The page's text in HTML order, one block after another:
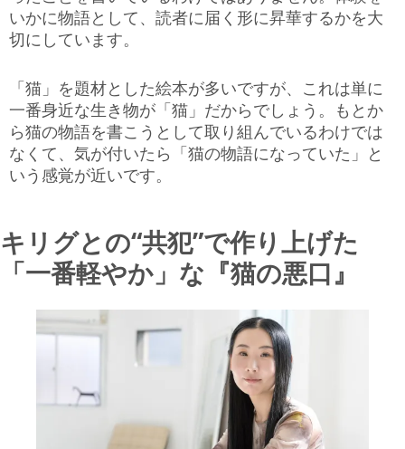
いかに物語として、読者に届く形に昇華するかを大
切にしています。
「猫」を題材とした絵本が多いですが、これは単に
一番身近な生き物が「猫」だからでしょう。もとか
ら猫の物語を書こうとして取り組んでいるわけでは
なくて、気が付いたら「猫の物語になっていた」と
いう感覚が近いです。
キリグとの“共犯”で作り上げた
「一番軽やか」な『猫の悪口』